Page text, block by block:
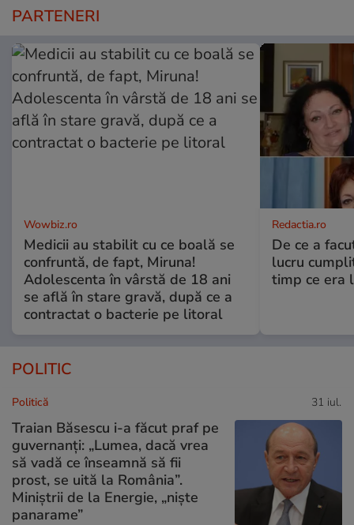
PARTENERI
Wowbiz.ro
Medicii au stabilit cu ce boală se
confruntă, de fapt, Miruna!
Adolescenta în vârstă de 18 ani
se află în stare gravă, după ce a
contractat o bacterie pe litoral
Redactia.ro
De ce a
lucru
timp ce era
POLITIC
Politică 31 iul.
Traian Băsescu i-a făcut praf pe
guvernanți: „Lumea, dacă vrea
să vadă ce înseamnă să fii
prost, se uită la România”.
Miniștrii de la Energie, „niște
panarame”